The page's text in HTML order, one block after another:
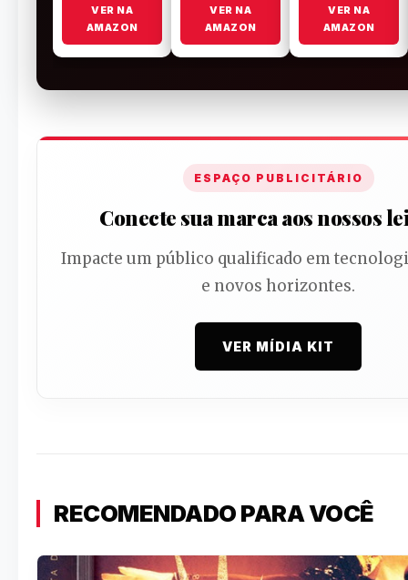
VER NA
AMAZON
VER NA
AMAZON
VER NA
AMAZON
ESPAÇO PUBLICITÁRIO
Conecte sua marca aos nossos
Impacte um público qualificado em
e novos horizontes.
VER MÍDIA KIT
RECOMENDADO PARA VOCÊ